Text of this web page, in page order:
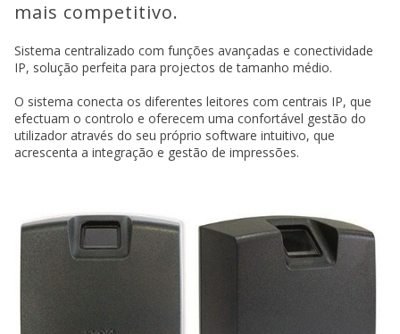
mais competitivo.
Sistema centralizado com funções avançadas e conectividade
IP, solução perfeita para projectos de tamanho médio.
O sistema conecta os diferentes leitores com centrais IP, que
efectuam o controlo e oferecem uma confortável gestão do
utilizador através do seu próprio software intuitivo, que
acrescenta a integração e gestão de impressões.